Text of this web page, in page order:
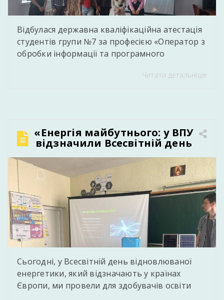
Відбулася державна кваліфікаційна атестація
студентів групи №7 за професією «Оператор з
обробки інформації та програмного
бухгалтерських даних». Під час атестації
процесі навчання. Випускники успішно
виконали кваліфікаційні завдання,
підтвердивши готовність до самостійної
професійної діяльності у сфері інформаційних
технологій та […]
Читати детальніше
«Енергія майбутнього: у ВПУ
відзначили Всесвітній день
відновлюваної енергетики»
Сьогодні, у Всесвітній день відновлюваної
енергетики, який відзначають у країнах
Європи, ми провели для здобувачів освіти